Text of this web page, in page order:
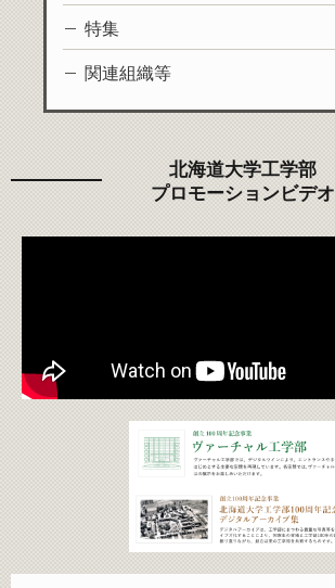
特集
関連組織等
北海道大学工学部
プロモーションビデオ